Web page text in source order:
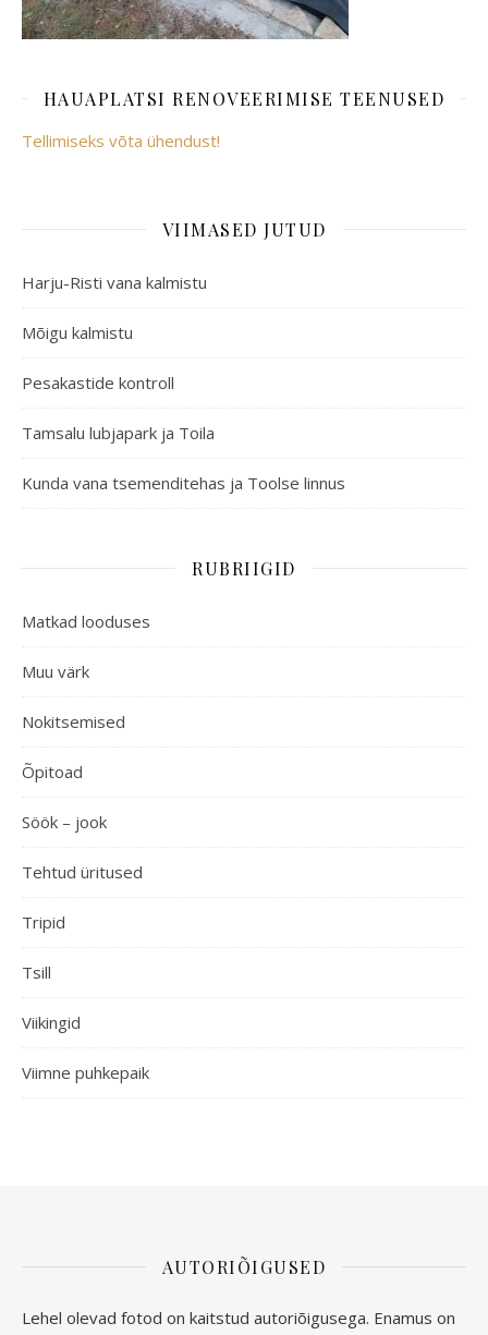
HAUAPLATSI RENOVEERIMISE TEENUSED
Tellimiseks võta ühendust!
VIIMASED JUTUD
Harju-Risti vana kalmistu
Mõigu kalmistu
Pesakastide kontroll
Tamsalu lubjapark ja Toila
Kunda vana tsemenditehas ja Toolse linnus
RUBRIIGID
Matkad looduses
Muu värk
Nokitsemised
Õpitoad
Söök – jook
Tehtud üritused
Tripid
Tsill
Viikingid
Viimne puhkepaik
AUTORIÕIGUSED
Lehel olevad fotod on kaitstud autoriõigusega. Enamus on